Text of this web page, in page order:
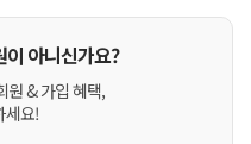
이 아니신가요?
원 & 가입 혜택,
세요!